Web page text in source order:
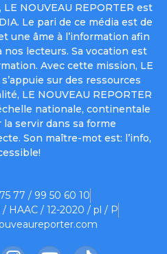
NOUVEAU REPORTER est
Le pari de ce média est de
une âme à l’information afin
nos lecteurs. Sa vocation est
Avec cette mission, LE
sur des ressources
LE NOUVEAU REPORTER
nationale, continentale
servir dans sa forme
Son maître-mot est: l’info,
77 / 99 50 60 10
HAAC / 12-2020 / pl / P